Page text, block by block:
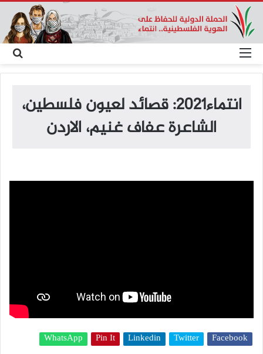
عن
انتماء2021: قصائد لعيون فلسطين،
الشاعرة عفاف غنيم، الاردن
Facebook
Twitter
Linkedin
Pin It
WhatsApp